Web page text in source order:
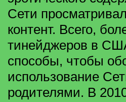
Сети
контент. Всего,
тинейджеров в
способы, чтобы
использование
родителями. В 2010